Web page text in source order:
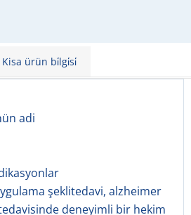
Kisa ürün bi̇lgi̇si̇
adi
şeklitedavi, alzheimer
deneyimli bir hekim